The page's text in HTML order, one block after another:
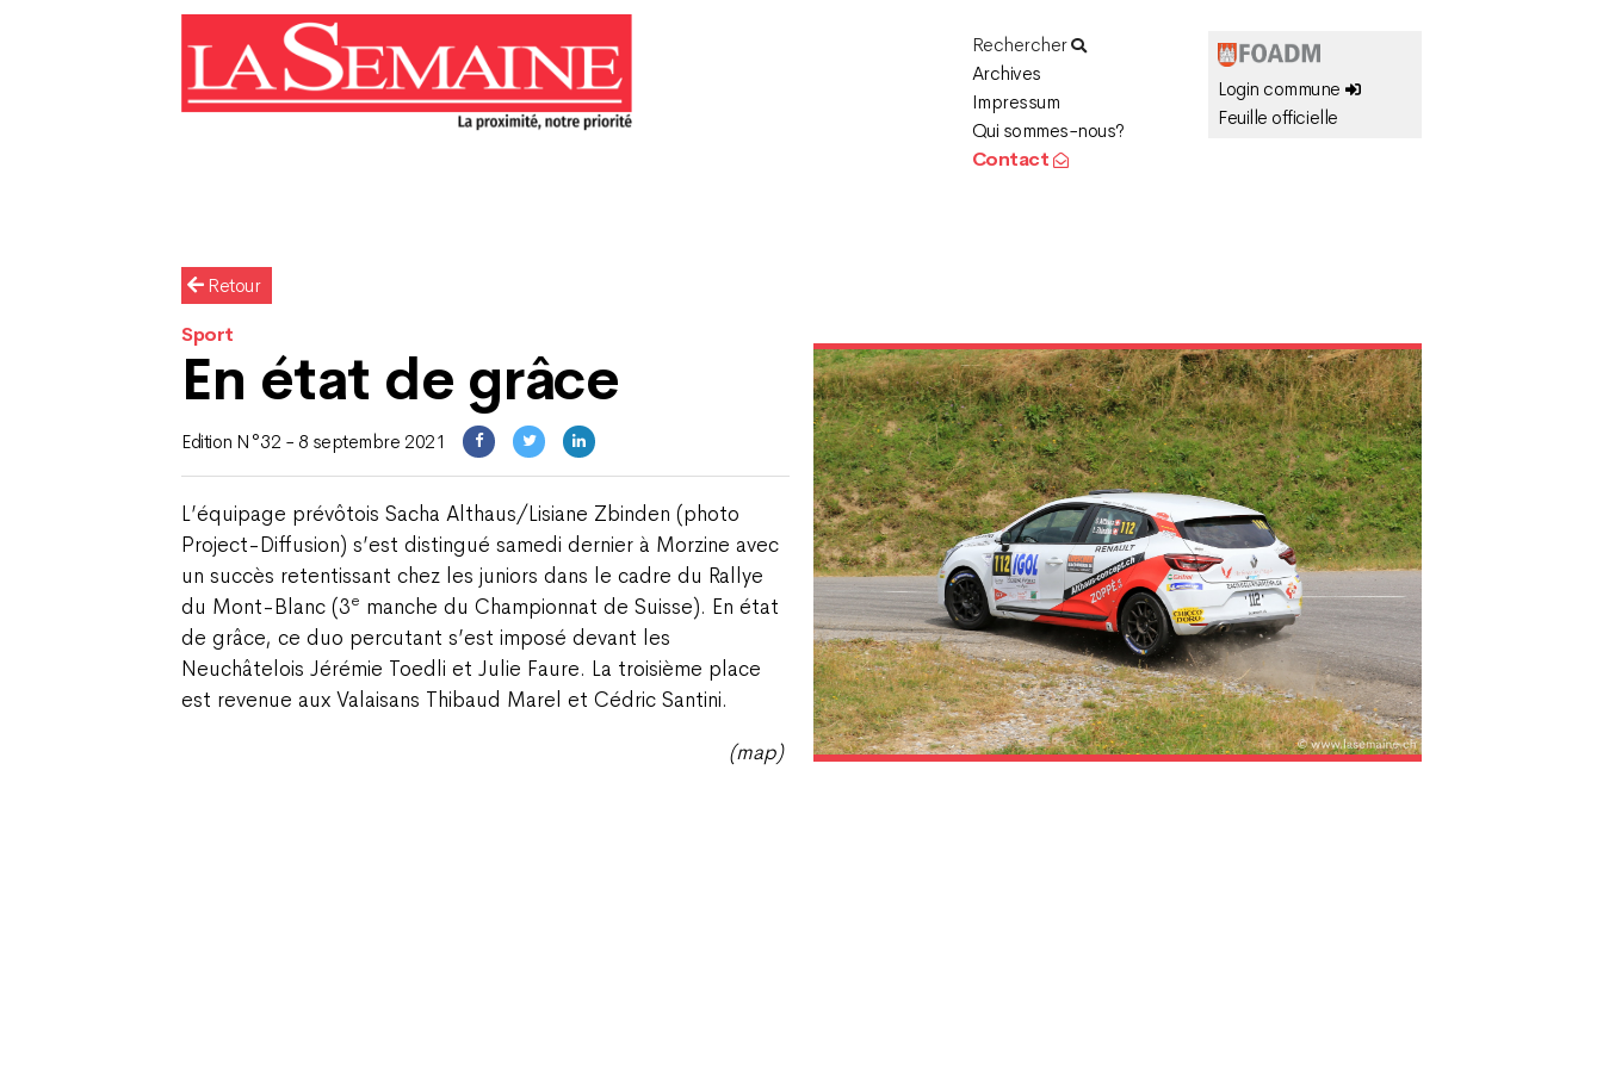
Rechercher
Archives
Impressum
Qui sommes-nous?
Contact
Login commune
Feuille officielle
Retour
Sport
En état de grâce
Edition N°32 - 8 septembre 2021
L’équipage prévôtois Sacha Althaus/Lisiane Zbinden (photo
Project-Diffusion) s’est distingué samedi dernier à Morzine avec
un succès retentissant chez les juniors dans le cadre du Rallye
du Mont-Blanc (3e manche du Championnat de Suisse). En état
de grâce, ce duo percutant s’est imposé devant les
Neuchâtelois Jérémie Toedli et Julie Faure. La troisième place
est revenue aux Valaisans Thibaud Marel et Cédric Santini.
(map)